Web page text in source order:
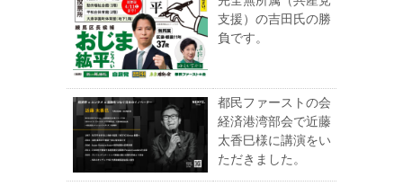
支援）の吉田氏の勝
負です。
都民ファーストの会
経済港湾部会で近藤
太香巳様に講演をい
ただきました。